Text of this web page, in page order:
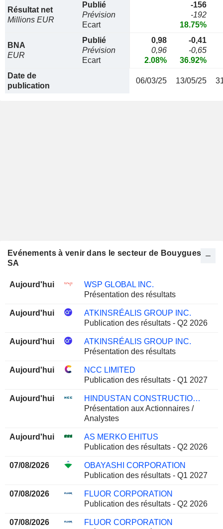
Résultat net
Millions EUR
Publié
Prévision
Ecart
-156
-192
18.75%
BNA
EUR
Publié
Prévision
Ecart
0,98
0,96
2.08%
-0,41
-0,65
36.92%
Date de
publication
06/03/25 13/05/25
Evénements à venir dans le secteur de Bouygues
SA
Aujourd'hui
WSP GLOBAL INC.
Présentation des résultats
Aujourd'hui
ATKINSRÉALIS GROUP INC.
Publication des résultats - Q2 2026
Aujourd'hui
ATKINSRÉALIS GROUP INC.
Présentation des résultats
Aujourd'hui
NCC LIMITED
Publication des résultats - Q1 2027
Aujourd'hui
HINDUSTAN CONSTRUCTION COMPANY LIMITED
Présentation aux Actionnaires /
Analystes
Aujourd'hui
AS MERKO EHITUS
Publication des résultats - Q2 2026
07/08/2026
OBAYASHI CORPORATION
Publication des résultats - Q1 2027
07/08/2026
FLUOR CORPORATION
Publication des résultats - Q2 2026
07/08/2026
FLUOR CORPORATION